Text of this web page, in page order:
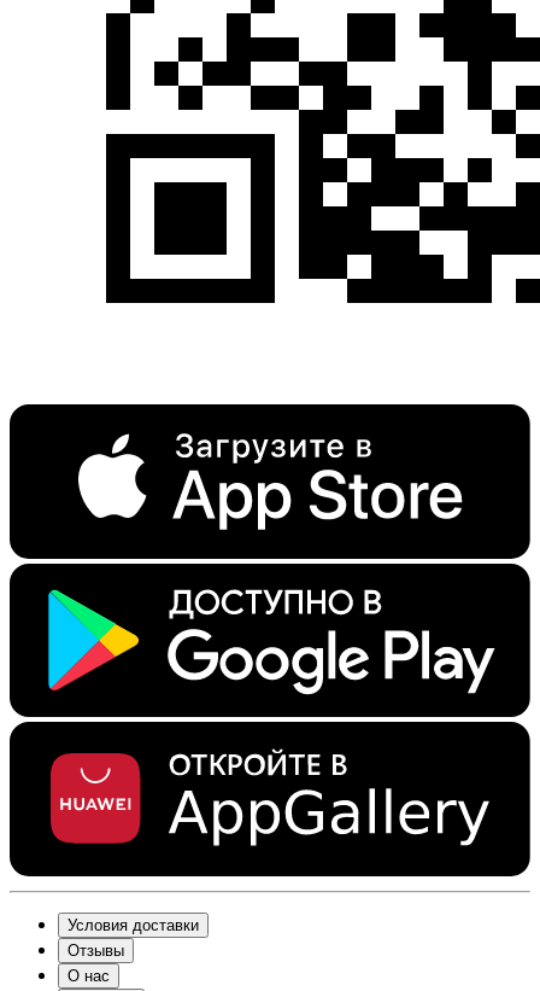
Условия доставки
Отзывы
О нас